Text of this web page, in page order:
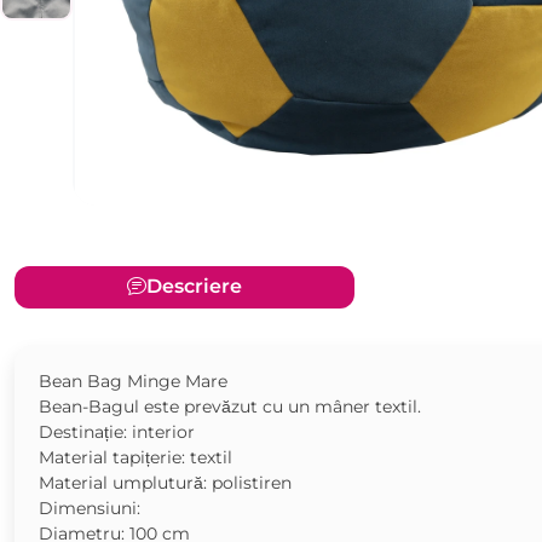
Descriere
Bean Bag Minge Mare
Bean-Bagul este prevăzut cu un mâner textil.
Destinație: interior
Material tapițerie: textil
Material umplutură: polistiren
Dimensiuni:
Diametru: 100 cm